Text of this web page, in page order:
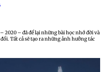
– đã để lại những bài học nhớ đời và
Tất cả sẽ tạo ra những ảnh hưởng tác